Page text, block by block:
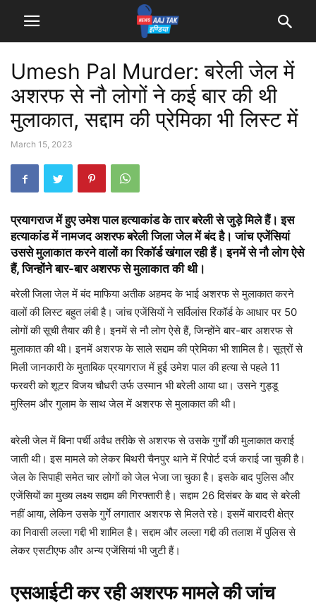
Umesh Pal Murder: बरेली जेल में
अशरफ से नौ लोगों ने कई बार की थी
मुलाकात, सद्दाम की प्रेमिका भी लिस्ट में
March 15, 2023
प्रयागराज में हुए उमेश पाल हत्याकांड के तार बरेली से जुड़े मिले हैं। इस
हत्याकांड में नामजद अशरफ बरेली जिला जेल में बंद है। जांच एजेंसियां
उससे मुलाकात करने वालों का रिकॉर्ड खंगाल रही हैं। इनमें से नौ लोग ऐसे
हैं, जिन्होंने बार-बार अशरफ से मुलाकात की थी।
बरेली जिला जेल में बंद माफिया अतीक अहमद के भाई अशरफ से मुलाकात करने
वालों की लिस्ट बहुत लंबी है। जांच एजेंसियों ने सर्विलांस रिकॉर्ड के आधार पर 50
लोगों की सूची तैयार की है। इनमें से नौ लोग ऐसे हैं, जिन्होंने बार-बार अशरफ से
मुलाकात की थी। इनमें अशरफ के साले सद्दाम की प्रेमिका भी शामिल है। सूत्रों से
मिली जानकारी के मुताबिक प्रयागराज में हुई उमेश पाल की हत्या से पहले 11
फरवरी को शूटर विजय चौधरी उर्फ उस्मान भी बरेली आया था। उसने गुड्डू
मुस्लिम और गुलाम के साथ जेल में अशरफ से मुलाकात की थी।
बरेली जेल में बिना पर्ची अवैध तरीके से अशरफ से उसके गुर्गों की मुलाकात कराई
जाती थी। इस मामले को लेकर बिथरी चैनपुर थाने में रिपोर्ट दर्ज कराई जा चुकी है।
जेल के सिपाही समेत चार लोगों को जेल भेजा जा चुका है। इसके बाद पुलिस और
एजेंसियों का मुख्य लक्ष्य सद्दाम की गिरफ्तारी है। सद्दाम 26 दिसंबर के बाद से बरेली
नहीं आया, लेकिन उसके गुर्गे लगातार अशरफ से मिलते रहे। इसमें बारादरी क्षेत्र
का निवासी लल्ला गद्दी भी शामिल है। सद्दाम और लल्ला गद्दी की तलाश में पुलिस से
लेकर एसटीएफ और अन्य एजेंसियां भी जुटी हैं।
एसआईटी कर रही अशरफ मामले की जांच